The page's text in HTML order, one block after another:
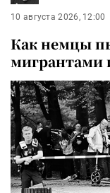
10 августа 2026, 12:00
Как немцы
мигрантами